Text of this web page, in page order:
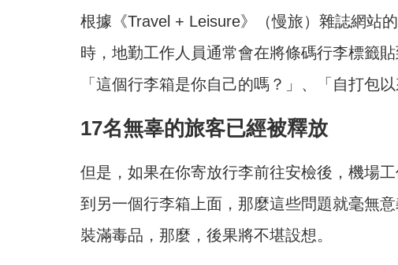
根據《Travel + Leisure》（慢旅）雜誌網站
時，地勤工作人員通常會在將條碼行李標籤
「這個行李箱是你自己的嗎？」、「自打包
17名無辜的旅客已經被釋放
但是，如果在你寄放行李前往安檢後，機場
到另一個行李箱上面，那麼這些問題就毫無
裝滿毒品，那麼，後果將不堪設想。